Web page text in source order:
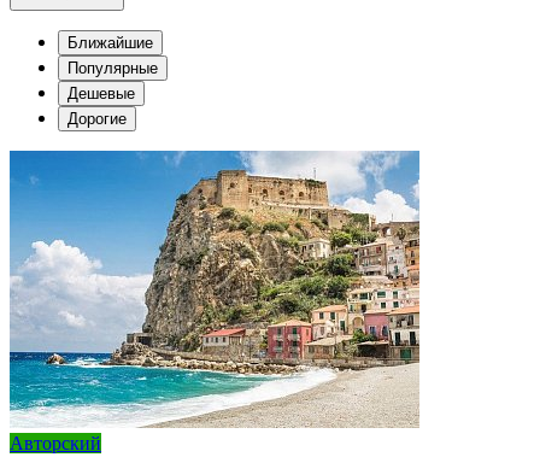
Ближайшие
Популярные
Дешевые
Дорогие
Авторский